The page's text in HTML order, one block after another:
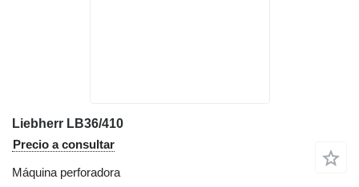
Liebherr LB36/410
Precio a consultar
Máquina perforadora